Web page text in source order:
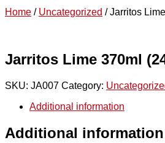
Home / Uncategorized / Jarritos
Jarritos Lime 370ml
SKU: JA007 Category:
Additional information
Additional information